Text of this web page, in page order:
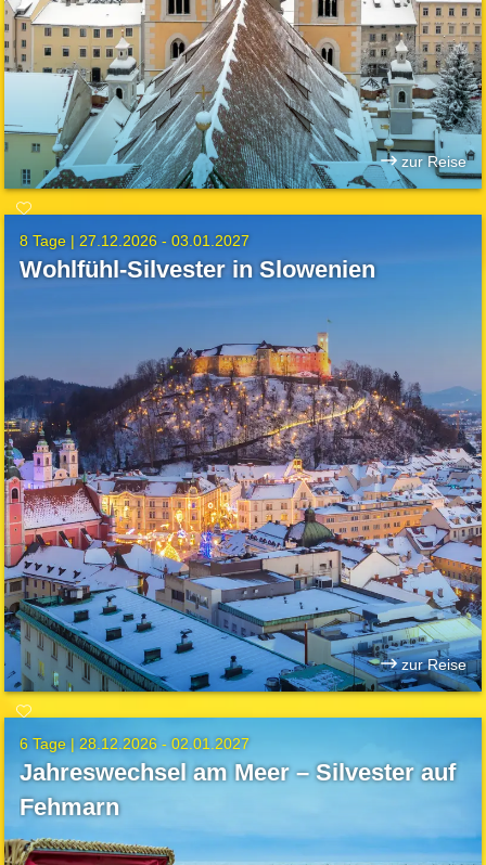
zur Reise
8 Tage |27.12.2026 - 03.01.2027
Wohlfühl-Silvester in Slowenien
zur Reise
6 Tage |28.12.2026 - 02.01.2027
Jahreswechsel am Meer – Silvester auf
Fehmarn